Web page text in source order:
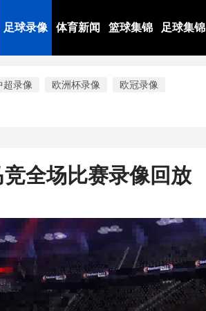
足球录像 体育新闻 篮球集锦 足球集锦
超录像 欧洲杯录像 欧冠录像
全场比赛录像回放